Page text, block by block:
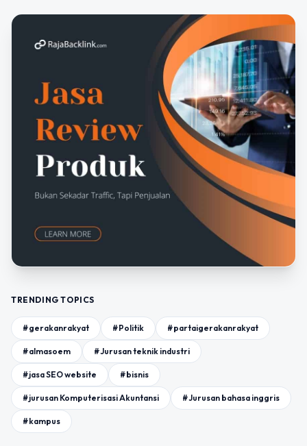
TRENDING TOPICS
#gerakanrakyat #Politik #partaigerakanrakyat
#almasoem #Jurusan teknik industri
#jasa SEO website #bisnis
#jurusan Komputerisasi Akuntansi #Jurusan bahasa inggris
#kampus